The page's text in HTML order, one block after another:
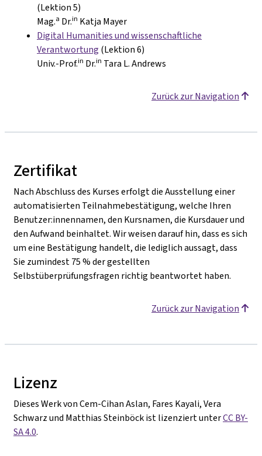
(Lektion 5)
Mag.a Dr.in Katja Mayer
Digital Humanities und wissenschaftliche
Verantwortung (Lektion 6)
Univ.-Prof.in Dr.in Tara L. Andrews
Zurück zur Navigation
Zertifikat
Nach Abschluss des Kurses erfolgt die Ausstellung einer
automatisierten Teilnahmebestätigung, welche Ihren
Benutzer:innennamen, den Kursnamen, die Kursdauer und
den Aufwand beinhaltet. Wir weisen darauf hin, dass es sich
um eine Bestätigung handelt, die lediglich aussagt, dass
Sie zumindest 75 % der gestellten
Selbstüberprüfungsfragen richtig beantwortet haben.
Zurück zur Navigation
Lizenz
Dieses Werk von Cem-Cihan Aslan, Fares Kayali, Vera
Schwarz und Matthias Steinböck ist lizenziert unterCC BY-
SA 4.0.